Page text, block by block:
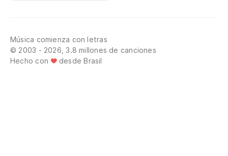
Música comienza con letras
© 2003 - 2026, 3.8 millones de canciones
Hecho con
desde Brasil